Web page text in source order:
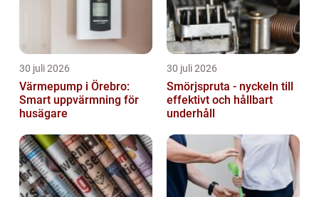
30 juli 2026
Värmepump i Örebro:
Smart uppvärmning för
husägare
30 juli 2026
Smörjspruta - nyckeln till
effektivt och hållbart
underhåll